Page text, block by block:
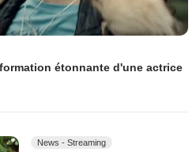
étonnante d'une actrice
News - Streaming